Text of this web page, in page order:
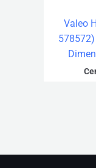
Valeo